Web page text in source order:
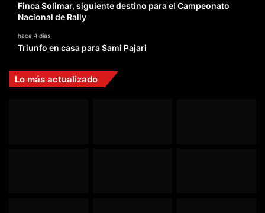
Finca Solimar, siguiente destino para el Campeonato
Nacional de Rally
hace 4 días
Triunfo en casa para Sami Pajari
Lo más actualizado